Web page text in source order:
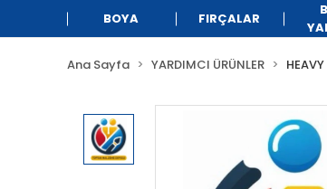
BOYA FIRÇALAR
Ana Sayfa YARDIMCI ÜRÜNLER